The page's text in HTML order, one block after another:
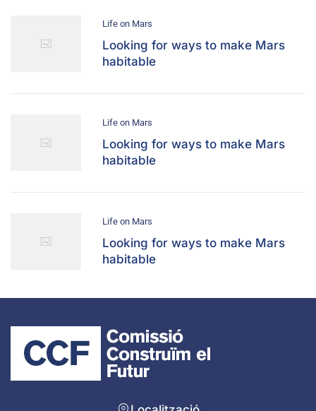
Life on Mars
Looking for ways to make Mars
habitable
Life on Mars
Looking for ways to make Mars
habitable
Life on Mars
Looking for ways to make Mars
habitable